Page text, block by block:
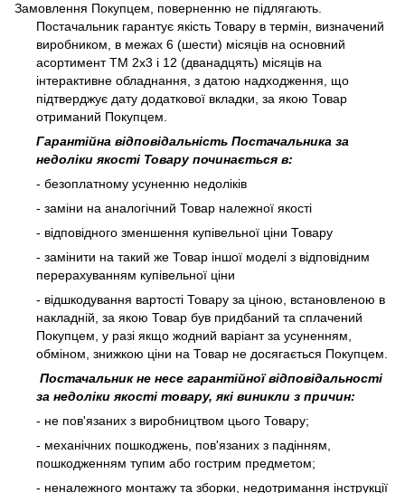
Замовлення Покупцем, поверненню не підлягають.
Постачальник гарантує якість Товару в термін, визначений
виробником, в межах 6 (шести) місяців на основний
асортимент ТМ 2х3 і 12 (дванадцять) місяців на
інтерактивне обладнання, з датою надходження, що
підтверджує дату додаткової вкладки, за якою Товар
отриманий Покупцем.
Гарантійна відповідальність Постачальника за
недоліки якості Товару починається в:
- безоплатному усуненню недоліків
- заміни на аналогічний Товар належної якості
- відповідного зменшення купівельної ціни Товару
- замінити на такий же Товар іншої моделі з відповідним
перерахуванням купівельної ціни
- відшкодування вартості Товару за ціною, встановленою в
накладній, за якою Товар був придбаний та сплачений
Покупцем, у разі якщо жодний варіант за усуненням,
обміном, знижкою ціни на Товар не досягається Покупцем.
Постачальник не несе гарантійної відповідальності
за недоліки якості товару, які виникли з причин:
- не пов'язаних з виробництвом цього Товару;
- механічних пошкоджень, пов'язаних з падінням,
пошкодженням тупим або гострим предметом;
- неналежного монтажу та зборки, недотримання інструкції